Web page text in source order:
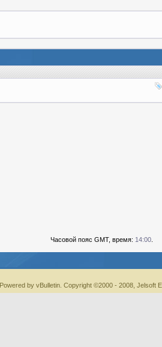
Часовой пояс GMT, время: 14:00
Powered by vBulletin. Copyright ©2000 - 2008, Jelsoft